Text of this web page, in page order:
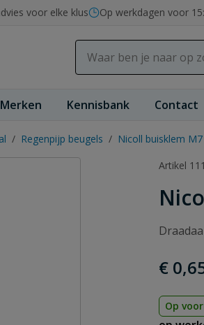
voor elke klus Op werkdagen voor
Merken Kennisbank Contact
/ Regenpijp beugels / Nicoll buisklem
Artikel
€
Op